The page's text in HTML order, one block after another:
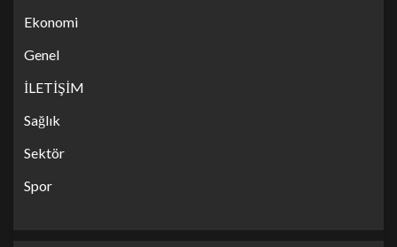
Ekonomi
Genel
İLETİŞİM
Sağlık
Sektör
Spor